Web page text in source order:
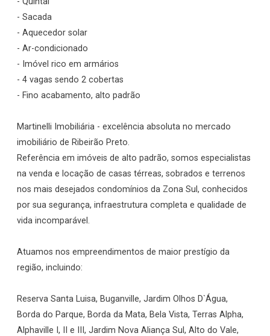
- Sacada
- Aquecedor solar
- Ar-condicionado
- Imóvel rico em armários
- 4 vagas sendo 2 cobertas
- Fino acabamento, alto padrão
Martinelli Imobiliária - excelência absoluta no mercado
imobiliário de Ribeirão Preto.
Referência em imóveis de alto padrão, somos especialistas
na venda e locação de casas térreas, sobrados e terrenos
nos mais desejados condomínios da Zona Sul, conhecidos
por sua segurança, infraestrutura completa e qualidade de
vida incomparável.
Atuamos nos empreendimentos de maior prestígio da
região, incluindo:
Reserva Santa Luisa, Buganville, Jardim Olhos D`Água,
Borda do Parque, Borda da Mata, Bela Vista, Terras Alpha,
Alphaville I, II e III, Jardim Nova Aliança Sul, Alto do Vale,